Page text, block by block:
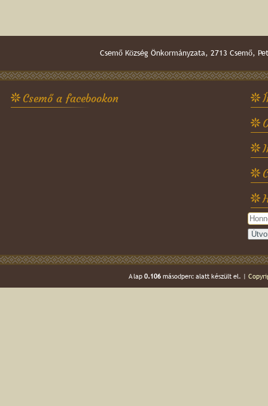
Csemő Község Önkormányzata, 2713
Csemő a facebookon
A lap 0.106másodperc alatt készült el. |